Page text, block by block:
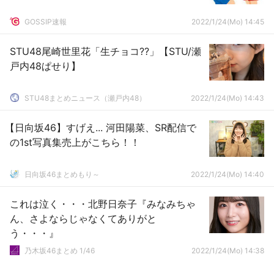
GOSSIP速報 2022/1/24(Mo) 14:45
STU48尾崎世里花「生チョコ??」【STU/瀬
戸内48ぱせり】
STU48まとめニュース（瀬戸内48） 2022/1/24(Mo) 14:43
【日向坂46】すげえ... 河田陽菜、SR配信で
の1st写真集売上がこちら！！
日向坂46まとめもり～ 2022/1/24(Mo) 14:40
これは泣く・・・北野日奈子『みなみちゃ
ん、さよならじゃなくてありがと
う・・・』
乃木坂46まとめ 1/46 2022/1/24(Mo) 14:38